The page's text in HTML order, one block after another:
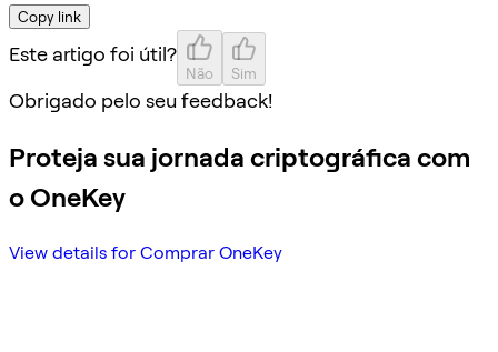
Copy link
Este artigo foi útil?
Não Sim
Obrigado pelo seu feedback!
Proteja sua jornada criptográfica com
o OneKey
View details for Comprar OneKey